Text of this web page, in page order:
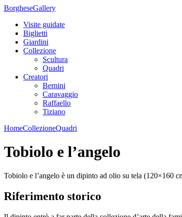
BorgheseGallery
Visite guidate
Biglietti
Giardini
Collezione
Scultura
Quadri
Creatori
Bernini
Caravaggio
Raffaello
Tiziano
HomeCollezioneQuadri
Tobiolo e l’angelo
Tobiolo e l’angelo è un dipinto ad olio su tela (120×160
Riferimento storico